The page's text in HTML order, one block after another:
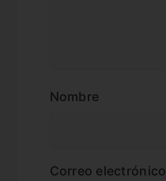
Nombre
Correo electrónico